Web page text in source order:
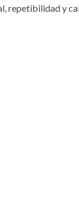
repetibilidad y